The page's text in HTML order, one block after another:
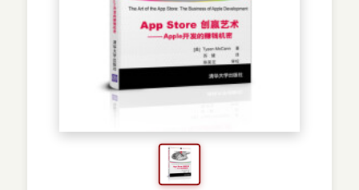
预订书籍